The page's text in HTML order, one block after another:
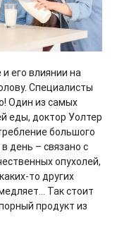
его влиянии на
Специалисты
Один из самых
еды, доктор Уолтер
большого
день – связано с
опухолей,
то других
Так стоит
продукт из